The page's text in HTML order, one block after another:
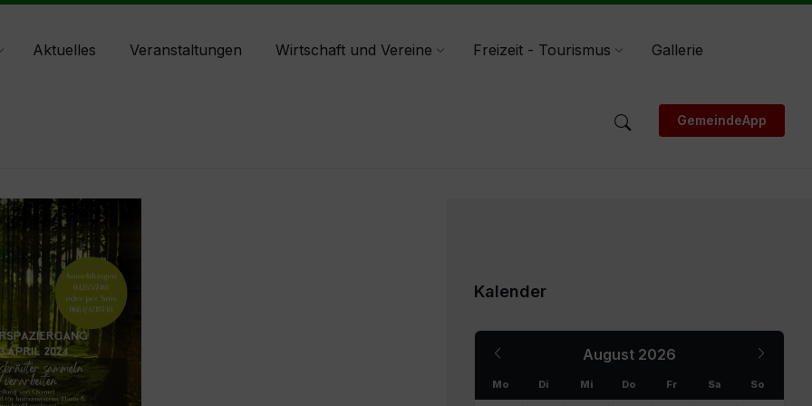
Aktuelles Veranstaltungen Wirtschaft und Vereine Freizeit - Tourismus
Gallerie
GemeindeApp
Kalender
August 2026
Month
Mo Di Mi Do Fr Sa So